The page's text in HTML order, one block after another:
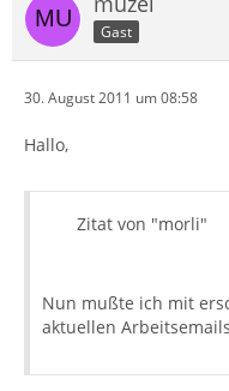
Gast
30. August 2011 um 08:58
Hallo,
Zitat von "morli"
Nun mußte ich mit
aktuellen